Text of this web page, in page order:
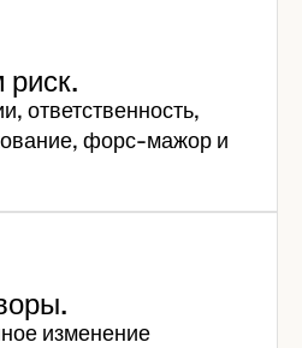
риск.
ответственность,
форс-мажор и
изменение